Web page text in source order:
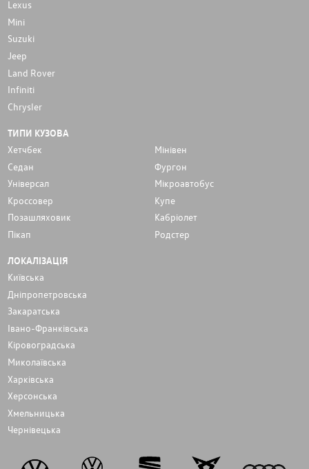
Lexus
Mini
Suzuki
Jeep
Land Rover
Infiniti
Chrysler
ТИПИ КУЗОВА
Хетчбек
Мінівен
Седан
Фургон
Унiверсал
Мікроавтобус
Кроссовер
Купе
Позашляховик
Кабріолет
Пікап
Родстер
ЛОКАЛІЗАЦІЯ
Київська
Дніпропетровська
Закаратська
Івано-Франківська
Кіровоградська
Миколаївська
Харківська
Херсонська
Хмельницька
Чернівецька